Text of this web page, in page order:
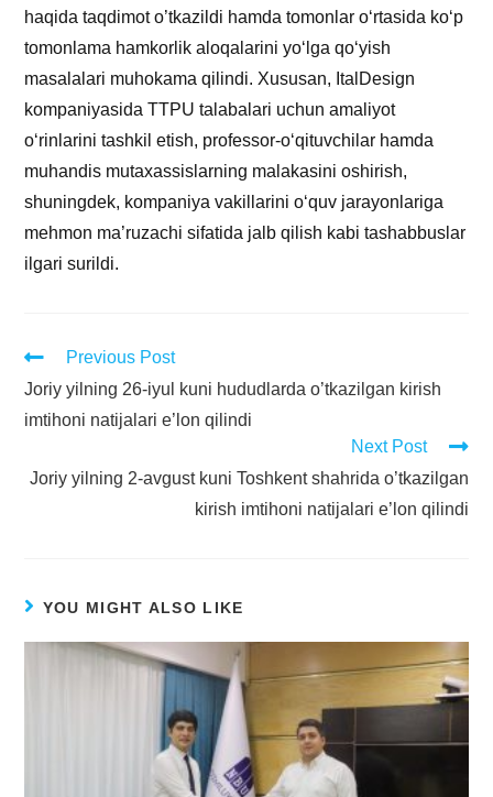
haqida taqdimot o’tkazildi hamda tomonlar o‘rtasida ko‘p
tomonlama hamkorlik aloqalarini yo‘lga qo‘yish
masalalari muhokama qilindi. Xususan, ItalDesign
kompaniyasida TTPU talabalari uchun amaliyot
o‘rinlarini tashkil etish, professor-o‘qituvchilar hamda
muhandis mutaxassislarning malakasini oshirish,
shuningdek, kompaniya vakillarini o‘quv jarayonlariga
mehmon ma’ruzachi sifatida jalb qilish kabi tashabbuslar
ilgari surildi.
Previous Post
Joriy yilning 26-iyul kuni hududlarda o’tkazilgan kirish
imtihoni natijalari e’lon qilindi
Next Post
Joriy yilning 2-avgust kuni Toshkent shahrida o’tkazilgan
kirish imtihoni natijalari e’lon qilindi
YOU MIGHT ALSO LIKE